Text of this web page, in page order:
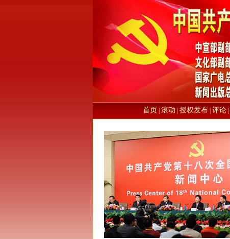
首页 滚动 授权发布| 评论|